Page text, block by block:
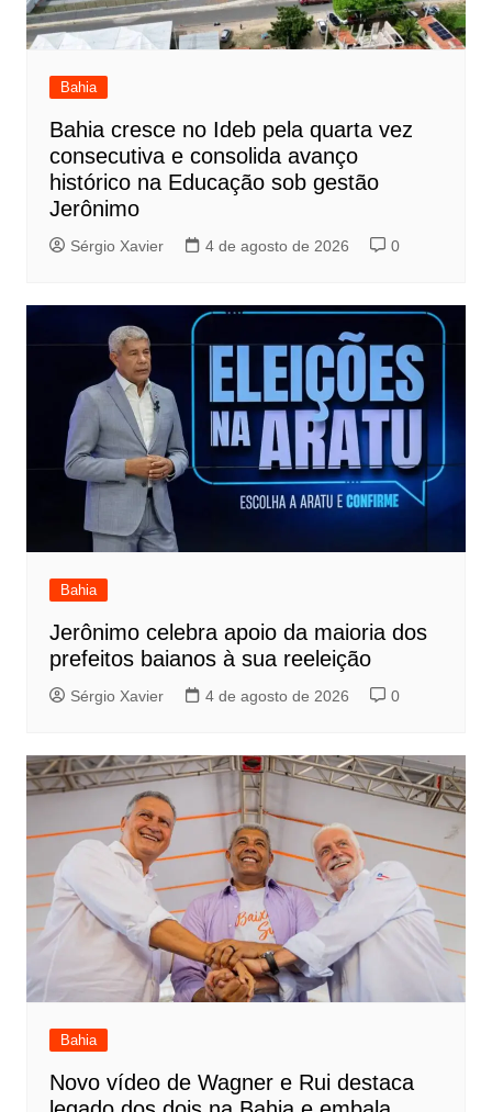
Bahia
Bahia cresce no Ideb pela quarta vez
consecutiva e consolida avanço
histórico na Educação sob gestão
Jerônimo
Sérgio Xavier 4 de agosto de 2026 0
Bahia
Jerônimo celebra apoio da maioria dos
prefeitos baianos à sua reeleição
Sérgio Xavier 4 de agosto de 2026 0
Bahia
Novo vídeo de Wagner e Rui destaca